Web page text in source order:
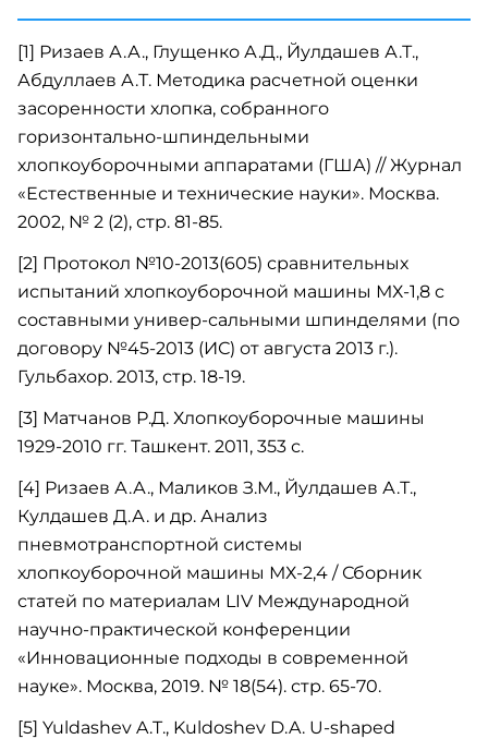
[1] Ризаев А.А., Глущенко А.Д., Йулдашев А.Т.,
Абдуллаев А.Т. Методика расчетной оценки
засоренности хлопка, собранного
горизонтально-шпиндельными
хлопкоуборочными аппаратами (ГША) // Журнал
«Естественные и технические науки». Москва.
2002, № 2 (2), стр. 81-85.
[2] Протокол №10-2013(605) сравнительных
испытаний хлопкоуборочной машины МХ-1,8 с
составными универ-сальными шпинделями (по
договору №45-2013 (ИС) от августа 2013 г.).
Гульбахор. 2013, стр. 18-19.
[3] Матчанов Р.Д. Хлопкоуборочные машины
1929-2010 гг. Ташкент. 2011, 353 с.
[4] Ризаев А.А., Маликов З.М., Йулдашев А.Т.,
Кулдашев Д.А. и др. Анализ
пневмотранспортной системы
хлопкоуборочной машины МХ-2,4 / Сборник
статей по материалам LIV Международной
научно-практической конференции
«Инновационные подходы в современной
науке». Москва, 2019. № 18(54). стр. 65-70.
[5] Yuldashev A.T., Kuldoshev D.A. U-shaped